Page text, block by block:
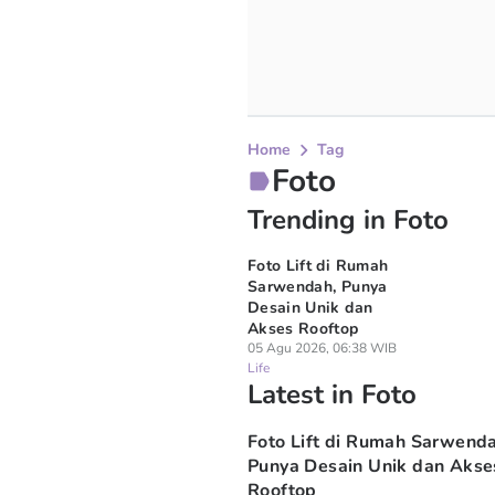
Home Tag
Foto
Trending in Foto
Foto Lift di Rumah
Sarwendah, Punya
Desain Unik dan
Akses Rooftop
05 Agu 2026, 06:38 WIB
Life
Latest in Foto
Foto Lift di Rumah
Punya Desain Unik dan